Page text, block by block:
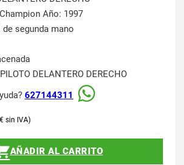
Año: 1997
segunda mano
DELANTERO DERECHO
627144311
€
AÑADIR AL CARRITO